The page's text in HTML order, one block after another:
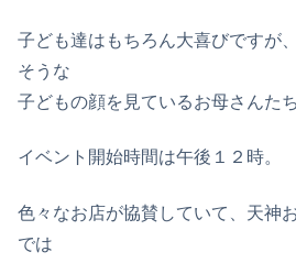
子ども達はもちろん大喜びですが
そうな
子どもの顔を見ているお母さんた
イベント開始時間は午後１２時。
色々なお店が協賛していて、天神
では